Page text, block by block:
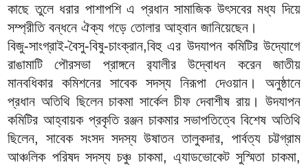
কাছে তুলে ধরার পাশাপশি এ প্রধান সামাজিক উৎসবের মধ্য দিয়ে
সম্প্রীতি বন্ধনে ঐক্য গড়ে তোলার আহ্বান জানিয়েছেন।
বিজু-সাংগ্রাই-বৈসু-বিষু-চাংক্রান,বিহু এর উদযাপন কমিটির উদ্যোগে
রাঙামাটি পৌরসভা প্রাঙ্গনে র‌্যালীর উদ্বোধন করেন জাতীয়
মানবধিকার কমিশনের সাবেক সদস্য নিরূপা দেওয়ান। অনুষ্ঠানে
প্রধান অতিথি ছিলেন চাকমা সার্কেল চীফ দেবাশীষ রায়। উদযাপন
কমিটির আহ্বায়ক প্রকৃতি রঞ্জন চাকমার সভাপতিত্বে বিশেষ অতিথি
ছিলেন, সাবেক সংসদ সদস্য উষাতন তালুকদার, পার্বত্য চট্টগ্রাম
আঞ্চলিক পরিষদ সদস্য চঞ্চু চাকমা, এ্যাডভোকেট সুস্মিতা চাকমা,